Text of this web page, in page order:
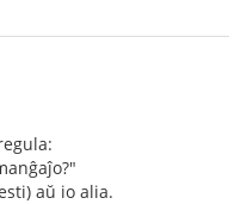
aŭ io alia.